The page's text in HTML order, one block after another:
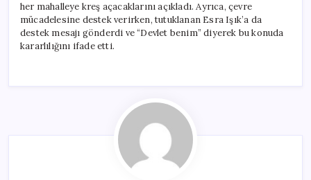
her mahalleye kreş açacaklarını açıkladı. Ayrıca, çevre
mücadelesine destek verirken, tutuklanan Esra Işık’a da
destek mesajı gönderdi ve “Devlet benim” diyerek bu konuda
kararlılığını ifade etti.